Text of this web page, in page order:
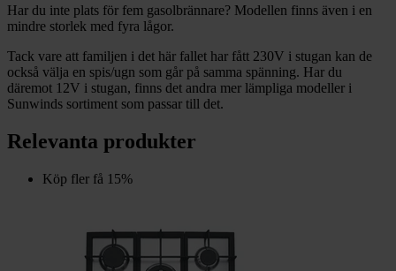
Har du inte plats för fem gasolbrännare? Modellen finns även i en
mindre storlek med fyra lågor.
Tack vare att familjen i det här fallet har fått 230V i stugan kan de
också välja en spis/ugn som går på samma spänning. Har du
däremot 12V i stugan, finns det andra mer lämpliga modeller i
Sunwinds sortiment som passar till det.
Relevanta produkter
Köp fler få 15%